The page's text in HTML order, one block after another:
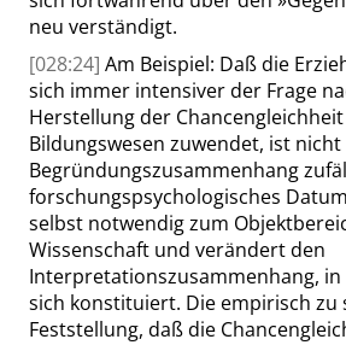
neu verständigt.
[028:24] Am Beispiel: Daß die
sich immer intensiver der Frage
Herstellung der
Bildungswesen zuwendet, ist
Begründungszusammenhang
forschungspsychologisches
selbst notwendig zum
Wissenschaft und verändert den
Interpretationszusammenhang, in
sich konstituiert. Die empirisch zu
Feststellung, daß die